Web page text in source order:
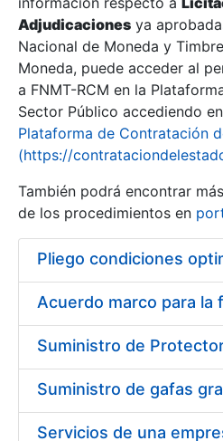
Adjudicaciones ya
Nacional de Moneda y
Moneda, puede acceder al
a FNMT-RCM en la
Sector Público accediendo
Plataforma de Contratación
(https://
También podrá encontrar
de los procedimientos en